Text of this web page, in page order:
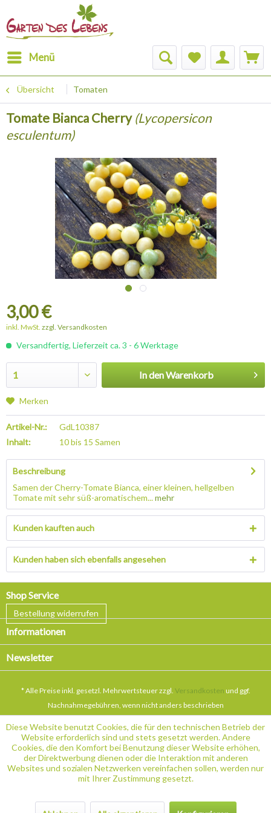
Menü
Übersicht Tomaten
Tomate Bianca Cherry (Lycopersicon
esculentum)
3,00 €
inkl. MwSt. zzgl. Versandkosten
Versandfertig, Lieferzeit ca. 3 - 6 Werktage
In denWarenkorb
Merken
Artikel-Nr.:
GdL10387
Inhalt:
10 bis 15 Samen
Beschreibung
Samen der Cherry-Tomate Bianca, einer kleinen, hellgelben
Tomate mit sehr süß-aromatischem...mehr
Kunden kauften auch
Kunden haben sich ebenfalls angesehen
Shop Service
Bestellung widerrufen
Informationen
Newsletter
* Alle Preise inkl. gesetzl. Mehrwertsteuer zzgl. Versandkosten und ggf.
Nachnahmegebühren, wenn nicht anders beschrieben
Diese Website benutzt Cookies, die für den technischen Betrieb der
Website erforderlich sind und stets gesetzt werden. Andere
Cookies, die den Komfort bei Benutzung dieser Website erhöhen,
der Direktwerbung dienen oder die Interaktion mit anderen
Websites und sozialen Netzwerken vereinfachen sollen, werden nur
mit Ihrer Zustimmung gesetzt.